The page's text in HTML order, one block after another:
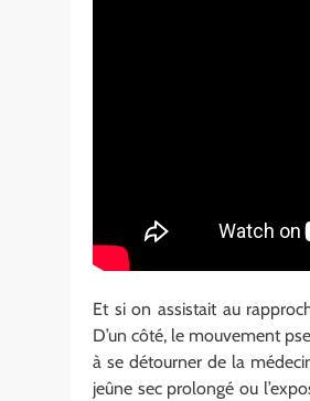
Et si on assistait au
D’un côté, le mouvement
à se détourner de la
jeûne sec prolongé ou